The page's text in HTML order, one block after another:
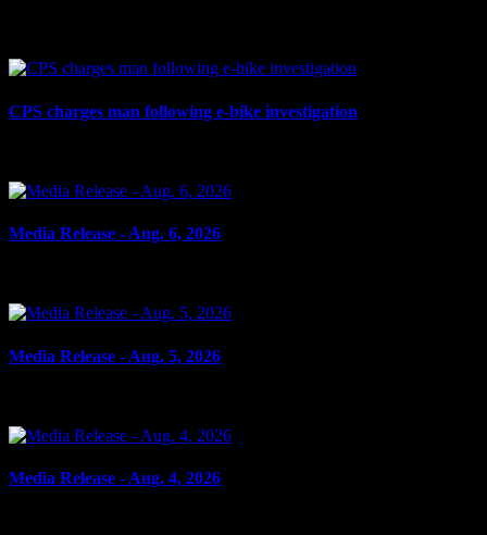
CPS charges man following e-bike investigation
Media Release - Aug. 6, 2026
Media Release - Aug. 5, 2026
Media Release - Aug. 4, 2026